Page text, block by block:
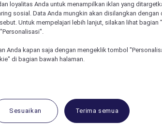
loyalitas Anda untuk menampilkan iklan yang
sosial. Data Anda mungkin akan disilangkan dengan
Untuk mempelajari lebih lanjut, silakan lihat bagian
Anda kapan saja dengan mengeklik tombol
di bagian bawah halaman.
Sesuaikan Terima semua